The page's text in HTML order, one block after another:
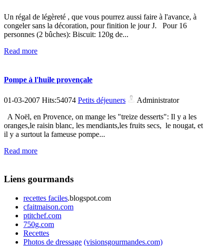
Un régal de légèreté , que vous pourrez aussi faire à l'avance, à
congeler sans la décoration, pour finition le jour J. Pour 16
personnes (2 bûches): Biscuit: 120g de...
Read more
Pompe à l'huile provençale
01-03-2007 Hits:54074 Petits déjeuners
Administrator
A Noël, en Provence, on mange les "treize desserts": Il y a les
oranges,le raisin blanc, les mendiants,les fruits secs, le nougat, et
il y a surtout la fameuse pompe...
Read more
Liens gourmands
recettes faciles.blogspot.com
cfaitmaison.com
ptitchef.com
750g.com
Recettes
Photos de dressage (visionsgourmandes.com)